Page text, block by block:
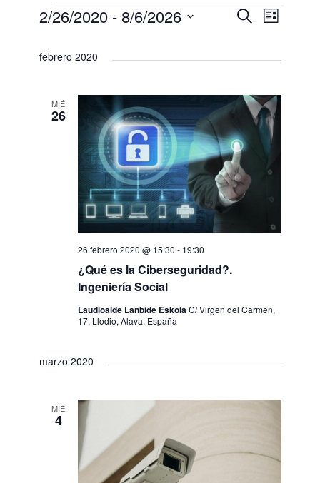
E
v
n
N
a
v
e
g
a
c
i
n
e
b
B
r
N
e
g
a
c
i
ó
e
i
s
a
L
s
a
2/26/2020 - 8/6/2026
e
.
febrero 2020
MIÉ
26
¿Qué es la Ciberseguridad?.
Ingeniería Social
26 febrero 2020 @ 15:30 - 19:30
Laudioalde Lanbide EskolaC/ Virgen del Carmen,
17, Llodio, Álava, España
marzo 2020
MIÉ
4